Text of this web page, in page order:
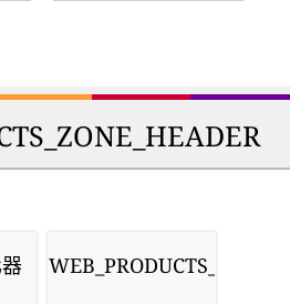
WEB_PRODUCTS_MASKS